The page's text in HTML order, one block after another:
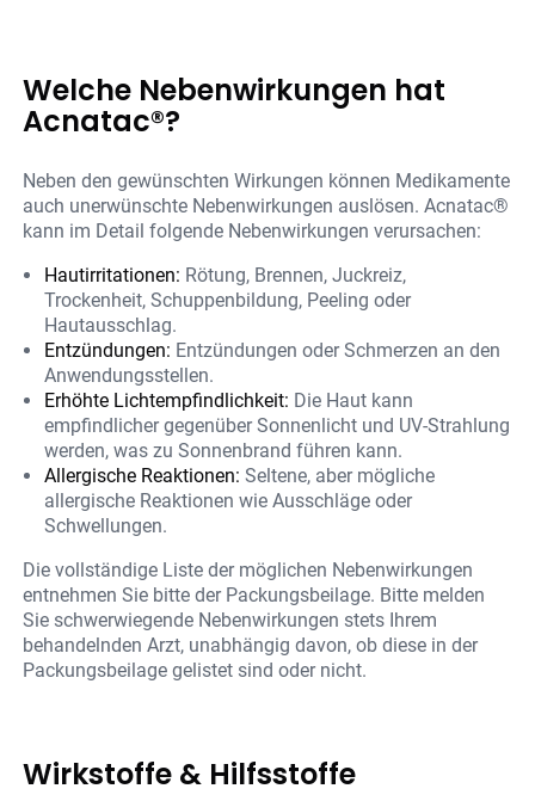
Welche Nebenwirkungen hat
Acnatac®?
Neben den gewünschten Wirkungen können Medikamente
auch unerwünschte Nebenwirkungen auslösen. Acnatac®
kann im Detail folgende Nebenwirkungen verursachen:
Hautirritationen: Rötung, Brennen, Juckreiz,
Trockenheit, Schuppenbildung, Peeling oder
Hautausschlag.
Entzündungen: Entzündungen oder Schmerzen an den
Anwendungsstellen.
Erhöhte Lichtempfindlichkeit: Die Haut kann
empfindlicher gegenüber Sonnenlicht und UV-Strahlung
werden, was zu Sonnenbrand führen kann.
Allergische Reaktionen: Seltene, aber mögliche
allergische Reaktionen wie Ausschläge oder
Schwellungen.
Die vollständige Liste der möglichen Nebenwirkungen
entnehmen Sie bitte der Packungsbeilage. Bitte melden
Sie schwerwiegende Nebenwirkungen stets Ihrem
behandelnden Arzt, unabhängig davon, ob diese in der
Packungsbeilage gelistet sind oder nicht.
Wirkstoffe & Hilfsstoffe